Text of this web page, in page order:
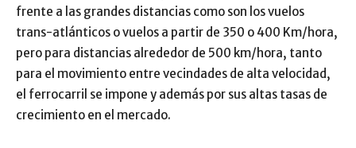
frente a las grandes distancias como son los vuelos
trans-atlánticos o vuelos a partir de 350 o 400 Km/hora,
pero para distancias alrededor de 500 km/hora, tanto
para el movimiento entre vecindades de alta velocidad,
el ferrocarril se impone y además por sus altas tasas de
crecimiento en el mercado.